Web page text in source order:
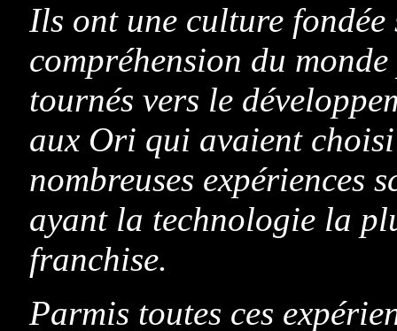
Ils ont une culture
compréhension du
tournés vers le
aux Ori qui avaient
nombreuses expériences
ayant la technologie la
franchise.
Parmis toutes ces